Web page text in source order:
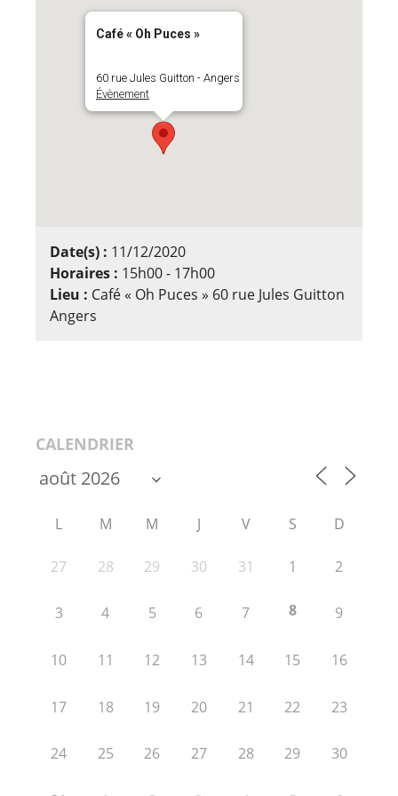
Café « Oh Puces »
60 rue Jules Guitton - Angers
Évènement
Date(s) : 11/12/2020
Horaires : 15h00 - 17h00
Lieu : Café « Oh Puces » 60 rue Jules Guitton
Angers
CALENDRIER
L M M J V S D
27 28 29 30 31 1 2
3 4 5 6 7 8 9
10 11 12 13 14 15 16
17 18 19 20 21 22 23
24 25 26 27 28 29 30